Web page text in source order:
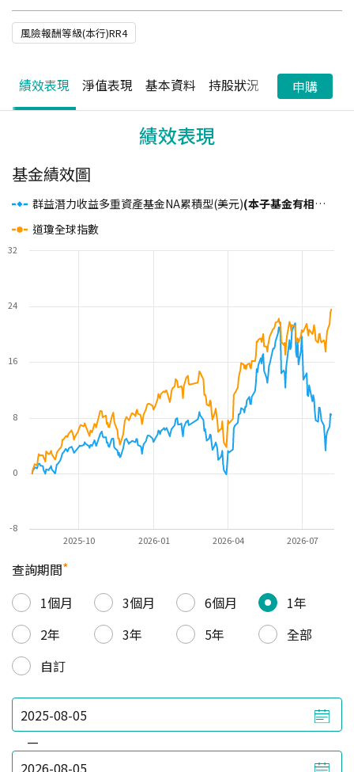
風險報酬等級(本行)RR4
績效表現 淨值表現 基本資料 持股狀況 配息狀況
申購
績效表現
基金績效圖
群益潛力收益多重資產基金NA累積型(美元)(本子基金有相當比重投資於非投資等級之高風險債券且基金之配息來源可能為本金)
道瓊全球指數
2025-10 2026-01 2026-04 2026-07
-8
0
8
16
24
32
查詢期間*
1個月
3個月 6個月
1年
2年
3年 5年
全部
自訂
—